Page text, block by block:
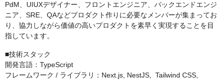
PdM、UIUXデザイナー、フロントエンジニア、バックエンドエンジ
ニア、SRE、QAなどプロダクト作りに必要なメンバーが集まってお
り、協力しながら価値の高いプロダクトを素早く実現することを目
指しています。
■技術スタック
開発言語：TypeScript
フレームワーク / ライブラリ：Next.js, NestJS, Tailwind CSS,